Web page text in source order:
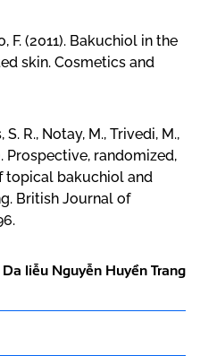
F. (2011). Bakuchiol in the
skin. Cosmetics and
R., Notay, M., Trivedi, M.,
Prospective, randomized,
topical bakuchiol and
British Journal of
liễu Nguyễn Huyền Trang